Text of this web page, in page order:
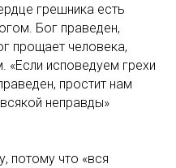
грешника есть
Бог праведен,
прощает человека,
«Если исповедуем грехи
простит нам
неправды»
потому что «вся